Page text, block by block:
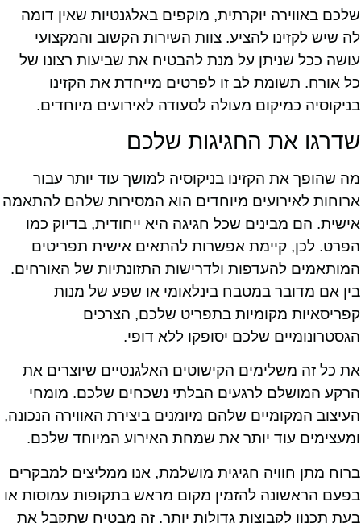
שלכם באווירה יוקרתית, מוקפים באלגנטיות שאין דומה
לה שיש לקזינו להציע. צוות השירות הקשוב והמקצועי
עושה ככל שניתן על מנת להבטיח את שביעות רצונו של
כל אורח. תשומת לב זו לפרטים מייחדת את הקזינו
בניקוסיה כמיקום מעולה לסעודה לאירועים מיוחדים.
שדרגו את החגיגות שלכם
מה שהופך את הקזינו בניקוסיה למושך עוד יותר עבור
ארוחות לאירועים מיוחדים הוא המסירות שלהם להתאמה
אישית. הם מבינים שכל חגיגה היא ייחודית, בדיוק כמו
הפרט. לכן, קיימת אפשרות להתאים אישית תפריטים
המותאמים להעדפות ולדרישות התזונתיות של האורחים.
בין אם מדובר במטבח בינלאומי או שפע של מנות
קפריסאיות מקומיות בתפריט שלכם, הצרכים
הגסטרונומיים שלכם יסופקו ללא דופי.
את כל זה משלימים הקישוטים האלגנטיים שיוצרים את
הרקע המושלם לרגעים הבלתי נשכחים שלכם. מומחי
העיצוב המקומיים שלהם מיומנים ביצירת האווירה הנכונה,
ומעצימים עוד יותר את שמחת האירוע המיוחד שלכם.
ברוח מתן חוויה חגיגית מושלמת, אנו ממליצים למבקרים
בפעם הראשונה להזמין מקום מראש בתקופות עמוסות או
בעת תכנון לקבוצות גדולות יותר. זה מבטיח שתקבל את